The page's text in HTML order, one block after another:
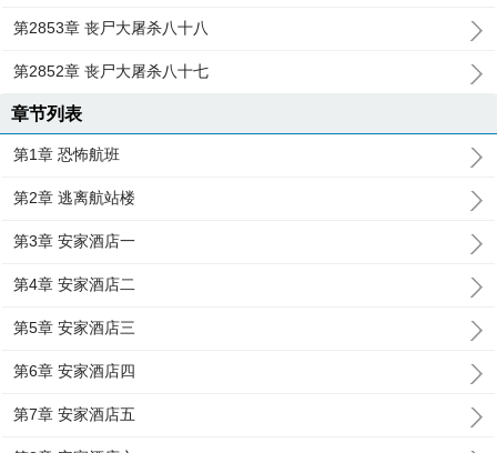
第2853章 丧尸大屠杀八十八
第2852章 丧尸大屠杀八十七
章节列表
第1章 恐怖航班
第2章 逃离航站楼
第3章 安家酒店一
第4章 安家酒店二
第5章 安家酒店三
第6章 安家酒店四
第7章 安家酒店五